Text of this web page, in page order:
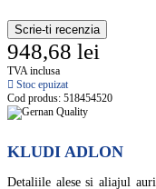
Scrie-ti recenzia
948,68 lei
TVA inclusa
Stoc epuizat
Cod produs: 518454520
KLUDI ADLON
Detaliile alese si aliajul